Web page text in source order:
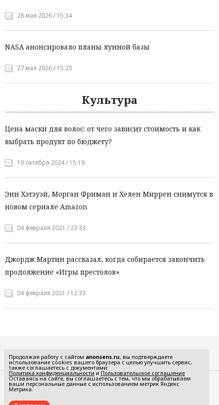
28 мая 2026 / 15:34
NASA анонсировало планы лунной базы
27 мая 2026 / 15:20
Культура
Цена маски для волос: от чего зависит стоимость и как
выбрать продукт по бюджету?
10 октября 2024 / 15:19
Энн Хэтэуэй, Морган Фриман и Хелен Миррен снимутся в
новом сериале Amazon
04 февраля 2021 / 23:33
Джордж Мартин рассказал, когда собирается закончить
продолжение «Игры престолов»
04 февраля 2021 / 12:33
Редакция
Реклама
Продолжая работу с сайтом anonsens.ru, вы подтверждаете
использование cookies вашего браузера с целью улучшить сервис,
также соглашаетесь с документами:
Политика конфиденциальности и Пользовательское соглашение
Оставаясь на сайте, вы соглашаетесь с тем, что мы обрабатываем
ваши персональные данные с использованием метрик Яндекс
Метрика.